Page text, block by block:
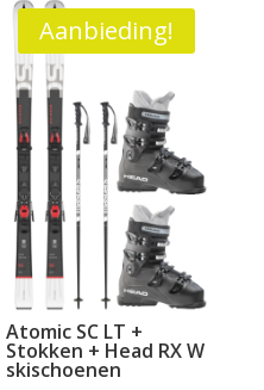
Aanbieding!
Atomic SC LT +
Stokken + Head RX W
skischoenen